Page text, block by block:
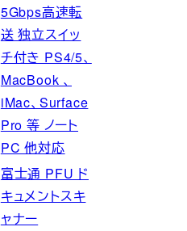
5Gbps高速転
送 独立スイッ
チ付き PS4/5、
MacBook 、
iMac、Surface
Pro 等 ノート
PC 他対応
富士通 PFU ド
キュメントスキ
ャナー